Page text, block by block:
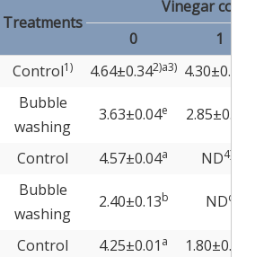
Treatments
Vinegar
0
1
Control1) 4.64±0.342)a3) 4.30±0.18
Bubble
washing
3.63±0.04e 2.85±0.19
Control 4.57±0.04a ND4)
Bubble
washing
2.40±0.13b NDc
Control 4.25±0.01 a 1.80±0.35